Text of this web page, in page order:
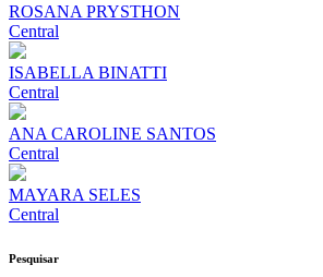
ROSANA PRYSTHON
Central
ISABELLA BINATTI
Central
ANA CAROLINE SANTOS
Central
MAYARA SELES
Central
Pesquisar